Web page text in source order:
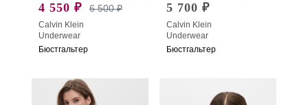
4 550 ₽ 6 500 ₽
Calvin Klein
Underwear
Бюстгальтер
5 700 ₽
Calvin Klein
Underwear
Бюстгальтер